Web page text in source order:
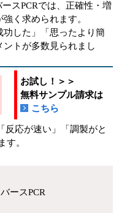
スPCRでは、正確性・増
く求められます。
功した」「思ったより簡
トが多数見られまし
お試し！＞＞
無料サンプル請求は
こちら
反応が速い」「調製がと
す。
ースPCR